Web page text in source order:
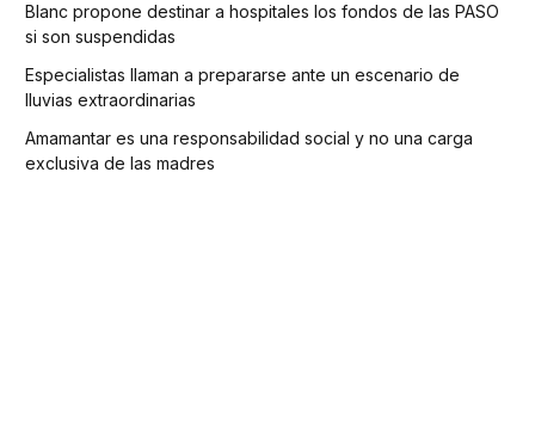
Blanc propone destinar a hospitales los fondos de las PASO
si son suspendidas
Especialistas llaman a prepararse ante un escenario de
lluvias extraordinarias
Amamantar es una responsabilidad social y no una carga
exclusiva de las madres